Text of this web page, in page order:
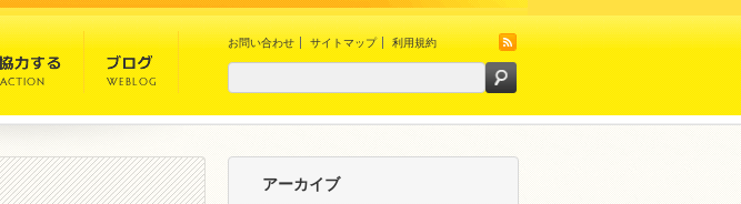
お問い合わせ サイトマップ 利用規約
アーカイブ